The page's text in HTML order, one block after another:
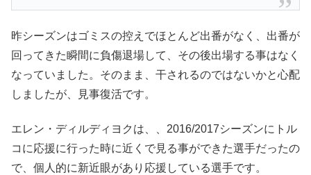
昨シーズンはゴミスの控えでほとんど出番がなく、出番が
回ってきた瞬間に負傷退場して、その後出場する事はなく
なっていました。そのまま、干されるのではないかと心配
しましたが、見事復活です。
エレン・ディルディヨクは、、2016/2017シーズンにトル
コに応援に行った時に近くで見る事ができた選手だったの
で、個人的に新近眼があり応援している選手です。